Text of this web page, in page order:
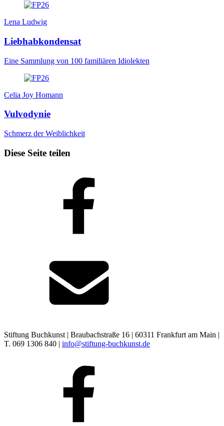
Lena Ludwig
Liebhabkondensat
Eine Sammlung von 100 familiären Idiolekten
Celia Joy Homann
Vulvodynie
Schmerz der Weiblichkeit
Diese Seite teilen
Stiftung Buchkunst | Braubachstraße 16 | 60311 Frankfurt am Main |
T. 069 1306 840 | info@stiftung-buchkunst.de